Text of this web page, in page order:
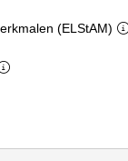
(ELStAM)